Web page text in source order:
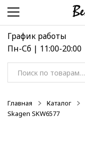
Перейти
навигации
Перейти
содержимому
График работы
Пн-Сб | 11:00-20:00
Искать:
Главная Каталог
Skagen SKW6577
-50%